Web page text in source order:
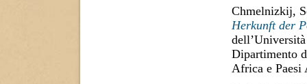
Chmelnizkij,
Herkunft der
Dipartimento
Africa e Paesi